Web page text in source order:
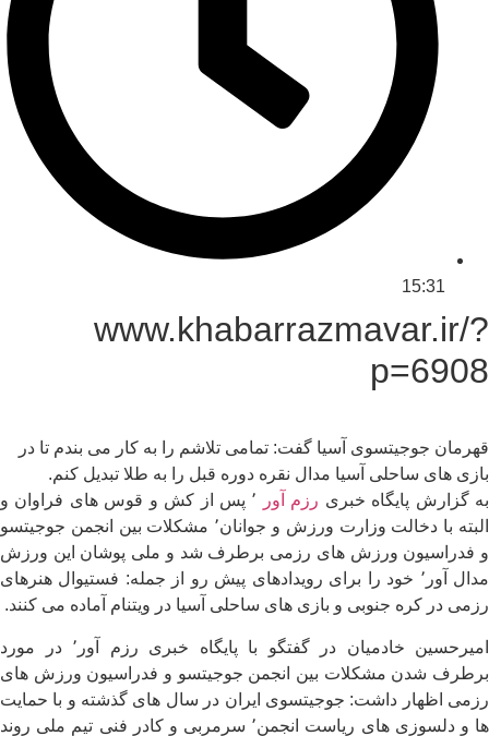
15:31
www.khabarrazmavar.ir/?
p=6908
قهرمان جوجیتسوی آسیا گفت: تمامی تلاشم را به کار می بندم تا در
بازی های ساحلی آسیا مدال نقره دوره قبل را به طلا تبدیل کنم.
به گزارش پایگاه خبری رزم آور
٬ پس از کش و قوس های فراوان و
البته با دخالت وزارت ورزش و جوانان٬ مشکلات بین انجمن جوجیتسو
و فدراسیون ورزش های رزمی برطرف شد و ملی پوشان این ورزش
مدال آور٬ خود را برای رویدادهای پیش رو از جمله: فستیوال هنرهای
رزمی در کره جنوبی و بازی های ساحلی آسیا در ویتنام آماده می کنند.
امیرحسین خادمیان در گفتگو با پایگاه خبری رزم آور٬ در مورد
برطرف شدن مشکلات بین انجمن جوجیتسو و فدراسیون ورزش های
رزمی اظهار داشت: جوجیتسوی ایران در سال های گذشته و با حمایت
ها و دلسوزی های ریاست انجمن٬ سرمربی و کادر فنی تیم ملی روند